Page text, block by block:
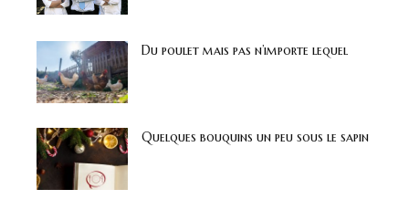
Du poulet mais pas n’importe lequel
Quelques bouquins un peu sous le sapin